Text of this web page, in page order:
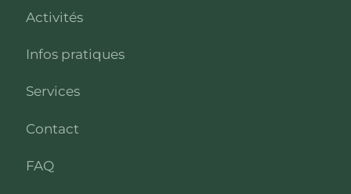
Activités
Infos pratiques
Services
Contact
FAQ